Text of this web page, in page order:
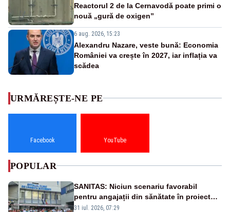
Reactorul 2 de la Cernavodă poate primi o
nouă „gură de oxigen”
6 aug. 2026, 15:23
Alexandru Nazare, veste bună: Economia
României va crește în 2027, iar inflația va
scădea
URMĂREȘTE-NE PE
Facebook YouTube
POPULAR
SANITAS: Niciun scenariu favorabil
pentru angajații din sănătate în proiectul
Legii salarizării
31 iul. 2026, 07:29